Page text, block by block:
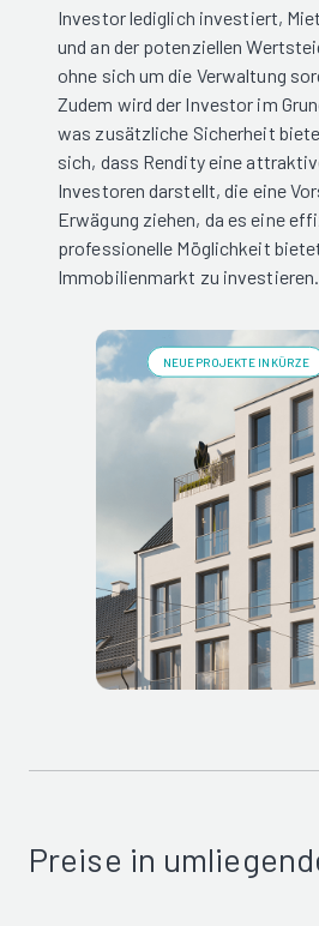
Investor lediglich investiert,
und an der potenziellen
ohne sich um die Verwaltung
Zudem wird der Investor im
was zusätzliche Sicherheit
sich, dass Rendity eine
Investoren darstellt, die eine
Erwägung ziehen, da es eine
professionelle Möglichkeit
Immobilienmarkt zu investieren.
NEUE PROJEKTE IN KÜRZE
Preise in